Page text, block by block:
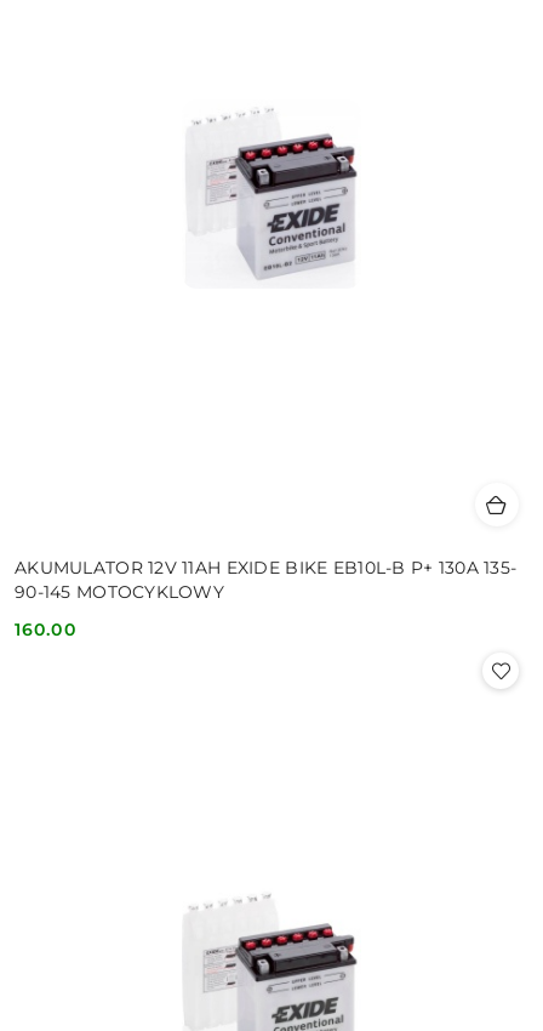
AKUMULATOR 12V 11AH EXIDE BIKE EB10L-B P+ 130A 135-
90-145 MOTOCYKLOWY
Cena:
160.00